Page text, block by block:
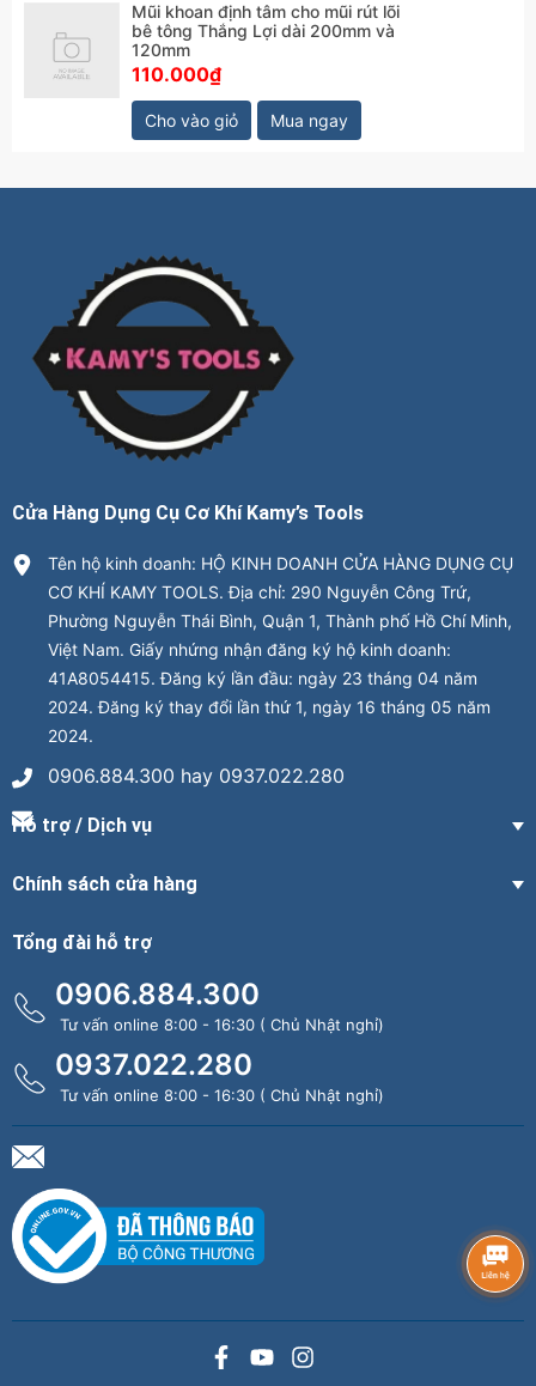
Mũi khoan định tâm cho mũi rút lõi
bê tông Thắng Lợi dài 200mm và
120mm
110.000₫
Cho vào giỏ Mua ngay
Cửa Hàng Dụng Cụ Cơ Khí Kamy’s Tools
Tên hộ kinh doanh: HỘ KINH DOANH CỬA HÀNG DỤNG CỤ
CƠ KHÍ KAMY TOOLS. Địa chỉ: 290 Nguyễn Công Trứ,
Phường Nguyễn Thái Bình, Quận 1, Thành phố Hồ Chí Minh,
Việt Nam. Giấy nhứng nhận đăng ký hộ kinh doanh:
41A8054415. Đăng ký lần đầu: ngày 23 tháng 04 năm
2024. Đăng ký thay đổi lần thứ 1, ngày 16 tháng 05 năm
2024.
0906.884.300 hay 0937.022.280
Hỗ trợ / Dịch vụ
Chính sách cửa hàng
Tổng đài hỗ trợ
0906.884.300
Tư vấn online 8:00 - 16:30 ( Chủ Nhật nghỉ)
0937.022.280
Tư vấn online 8:00 - 16:30 ( Chủ Nhật nghỉ)